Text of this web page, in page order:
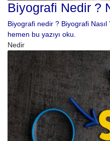
Biyografi Nedir ?
Biyografi nedir ? Biyografi Nasıl
hemen bu yazıyı oku.
Nedir